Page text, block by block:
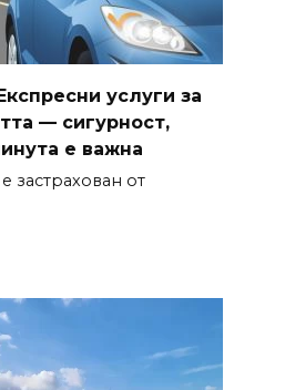
услуги за
— сигурност,
е важна
застрахован от